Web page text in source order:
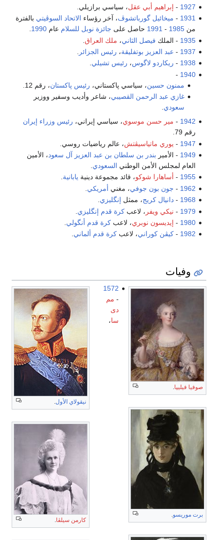
1927
- إبراهيم أبي عقل، سياسي برازيلي.
1931
- ميخائيل گورباتشوڤ، آخر رؤساء الاتحاد السوڤيتي بالفترة
من1985
-
1991 حاصل على جائزة نوبل للسلام عام1990
.
1935 - الملك فيصل الثاني، ملك العراق
1937
- عبد العزيز بوتفليقة، رئيس الجزائر
1938
- ريكاردو لاگوس، رئيس تشيلي.
1940
-
ممنون حسين، سياسي پاكستاني، رئيس پاكستان، رقم 12.
غازي عبد الرحمن القصيبي، شاعر وأديب وسفير ووزير
سعودي.
1942
- مير حسن موسوي، سياسي إيراني، رئيس وزراء إيران
رقم 79.
1947
- يوري ماتياسيڤتش، عالم رياضيات روسي.
1949 - الأمير بندر بن سلطان بن عبد العزيز آل سعود، الأمين
العام لمجلس الأمن الوطني السعودي
1955
- أساهارا شوكو، قائد مجموعة دينية يابانية.
1962
- جون بون جوفي، مغني أمريكي
1968
-دانيال كريج، ممثل إنگليزي
1979
- نيكي ويفر ، لاعبكرة قدم إنگليزي
1980
- إيديسون نوبري، لاعبكرة قدم أنگولي
1982
-كيڤن كوراني، لاعبكرة قدم ألماني.
وفيات
صوفيا فيليپا.
نيقولاي الأول.
برت موريسو.
كارمن سيلڤا.
1572
- مم
دى
سا،